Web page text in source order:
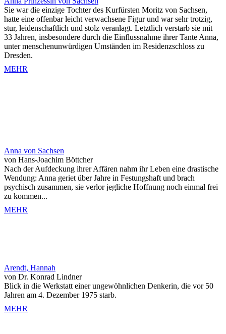
Sie war die einzige Tochter des Kurfürsten Moritz von Sachsen,
hatte eine offenbar leicht verwachsene Figur und war sehr trotzig,
stur, leidenschaftlich und stolz veranlagt. Letztlich verstarb sie mit
33 Jahren, insbesondere durch die Einflussnahme ihrer Tante Anna,
unter menschenunwürdigen Umständen im Residenzschloss zu
Dresden.
MEHR
Anna von Sachsen
von Hans-Joachim Böttcher
Nach der Aufdeckung ihrer Affären nahm ihr Leben eine drastische
Wendung: Anna geriet über Jahre in Festungshaft und brach
psychisch zusammen, sie verlor jegliche Hoffnung noch einmal frei
zu kommen...
MEHR
Arendt, Hannah
von Dr. Konrad Lindner
Blick in die Werkstatt einer ungewöhnlichen Denkerin, die vor 50
Jahren am 4. Dezember 1975 starb.
MEHR